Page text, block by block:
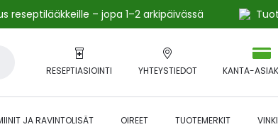
reseptilääkkeille – jopa 1–2 arkipäivässä
RESEPTIASIOINTI YHTEYSTIEDOT KANTA-
JA RAVINTOLISÄT OIREET TUOTEMERKIT